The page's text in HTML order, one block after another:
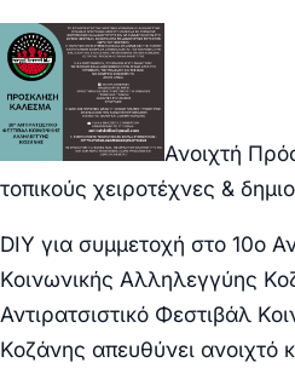
Ανοιχτή
τοπικούς χειροτέχνες &
DIY για συμμετοχή στο 10ο
Κοινωνικής Αλληλεγγύης
Αντιρατσιστικό Φεστιβάλ
Κοζάνης απευθύνει ανοιχτό